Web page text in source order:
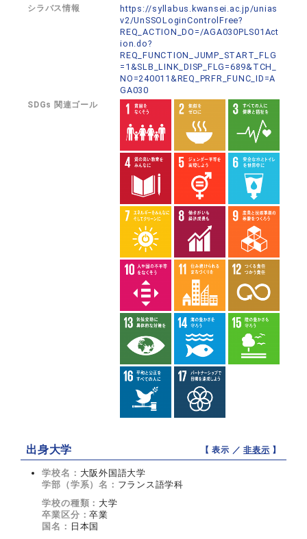
シラバス情報
https://syllabus.kwansei.ac.jp/unias
v2/UnSSOLoginControlFree?
REQ_ACTION_DO=/AGA030PLS01Act
ion.do?
REQ_FUNCTION_JUMP_START_FLG
=1&SLB_LINK_DISP_FLG=689&TCH_
NO=240011&REQ_PRFR_FUNC_ID=A
GA030
SDGs 関連ゴール
出身大学 【 表示 ／非表示 】
学校名： 大阪外国語大学
学部（学系）名： フランス語学科
学校の種類： 大学
卒業区分：卒業
国名： 日本国